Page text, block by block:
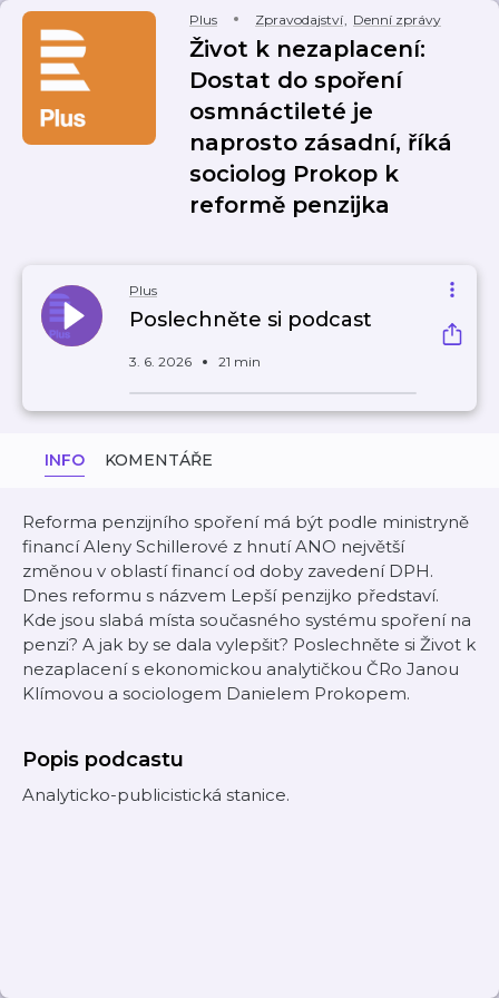
Plus Zpravodajství, Denní zprávy
Život k nezaplacení:
Dostat do spoření
osmnáctileté je
naprosto zásadní, říká
sociolog Prokop k
reformě penzijka
Plus
Poslechněte si podcast
3. 6. 2026 21 min
INFO KOMENTÁŘE
Reforma penzijního spoření má být podle ministryně
financí Aleny Schillerové z hnutí ANO největší
změnou v oblastí financí od doby zavedení DPH.
Dnes reformu s názvem Lepší penzijko představí.
Kde jsou slabá místa současného systému spoření na
penzi? A jak by se dala vylepšit? Poslechněte si Život k
nezaplacení s ekonomickou analytičkou ČRo Janou
Klímovou a sociologem Danielem Prokopem.
Popis podcastu
Analyticko-publicistická stanice.